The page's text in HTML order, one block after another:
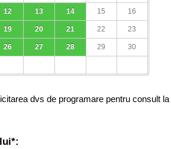
12 13 14 15 16
19 20 21 22 23
26 27 28 29 30
dvs de programare pentru consult